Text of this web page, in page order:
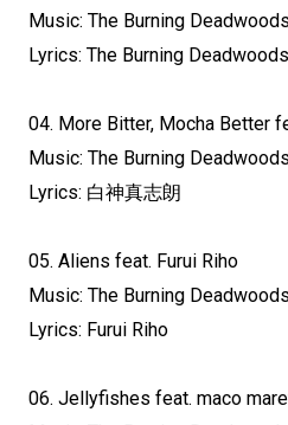
Music: The Burning Deadwoods
Lyrics: The Burning Deadwoods
04. More Bitter, Mocha Better
Music: The Burning Deadwoods
Lyrics: 白神真志朗
05. Aliens feat. Furui Riho
Music: The Burning
Lyrics: Furui Riho
06. Jellyfishes feat. maco